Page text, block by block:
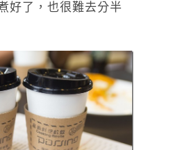
好了，也很難去分半